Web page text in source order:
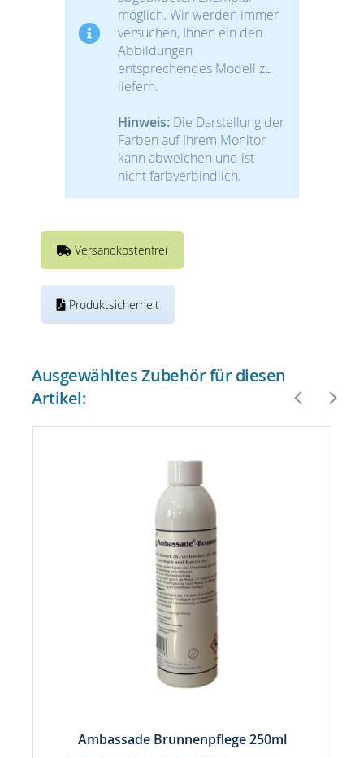
möglich. Wir werden immer
versuchen, Ihnen ein den
Abbildungen
entsprechendes Modell zu
liefern.
Hinweis: Die Darstellung der
Farben auf Ihrem Monitor
kann abweichen und ist
nicht farbverbindlich.
Versandkostenfrei
Produktsicherheit
Ausgewähltes Zubehör für diesen
Artikel:
Ambassade Brunnenpflege 250ml